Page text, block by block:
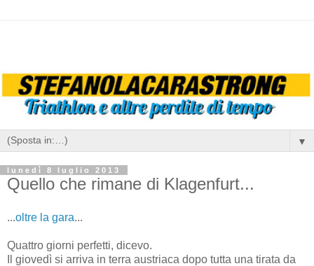
▼
lunedì 8 luglio 2013
Quello che rimane di Klagenfurt...
...oltre la gara...
Quattro giorni perfetti, dicevo.
Il giovedì si arriva in terra austriaca dopo tutta una tirata da